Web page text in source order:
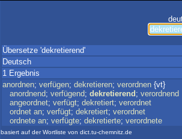
Übersetze 'dekretierend'
Deutsch
1 Ergebnis
anordnen; verfügen; dekretieren; verordnen {vt}
anordnend; verfügend; dekretierend ; verordnend
angeordnet; verfügt; dekretiert; verordnet
ordnet an; verfügt; dekretiert; verordnet
ordnete an; verfügte; dekretierte; verordnete
basiert auf der Wortliste von dict.tu-chemnitz.de